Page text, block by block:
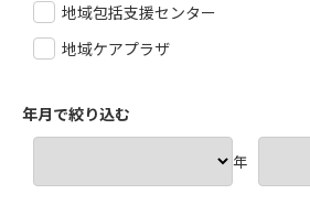
地域包括支援センター
地域ケアプラザ
年月で絞り込む
年